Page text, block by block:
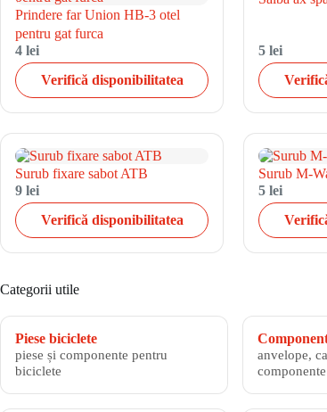
Prindere far Union HB-3 otel
pentru gat furca
4 lei
Verifică disponibilitatea
5 lei
Surub fixare sabot ATB
9 lei
Verifică disponibilitatea
Surub M-
5 lei
Categorii utile
Piese biciclete
piese și componente pentru
biciclete
anvelope,